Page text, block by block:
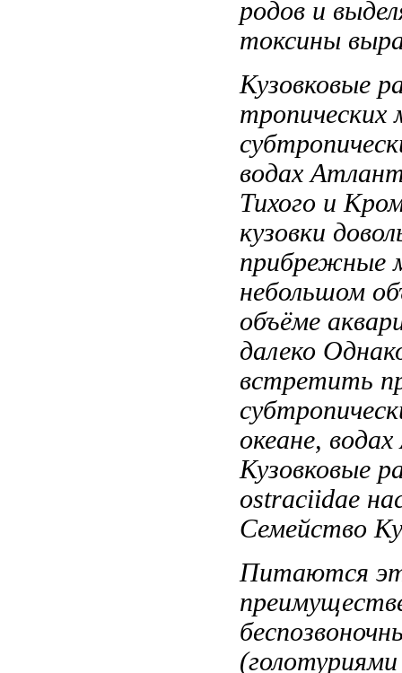
родов и
токсины
Кузовковые
тропических
водах
Тихого и
кузовки
прибрежные
небольшом
объёме
далеко
встретить
океане,
Кузовковые
ostraciidae
Семейство
Питаются